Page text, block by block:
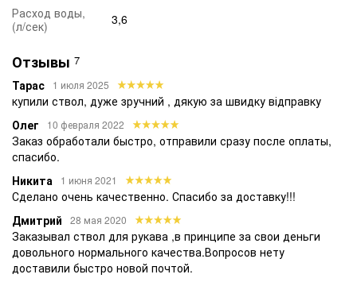
Расход воды,
(л/сек)
3,6
Отзывы 7
Тарас 1 июля 2025
купили ствол, дуже зручний , дякую за швидку відправку
Олег
10 февраля 2022
Заказ обработали быстро, отправили сразу после оплаты,
спасибо.
Никита
1 июня 2021
Сделано очень качественно. Спасибо за доставку!!!
Дмитрий
28 мая 2020
Заказывал ствол для рукава ,в принципе за свои деньги
довольного нормального качества.Вопросов нету
доставили быстро новой почтой.